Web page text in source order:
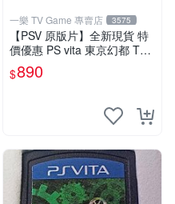
一樂 TV Game 專賣店 3575
【PSV 原版片】全新現貨 特
價優惠 PS vita 東京幻都 TOK
YO XANADU 中文版【台中一
樂電玩】
$890